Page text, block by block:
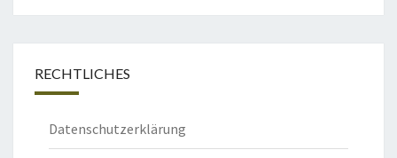
RECHTLICHES
Datenschutzerklärung